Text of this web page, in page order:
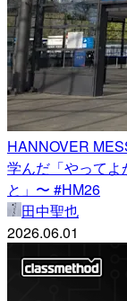
HANNOVER
学んだ「やってよ
と」〜 #HM26
田中聖也
2026.06.01